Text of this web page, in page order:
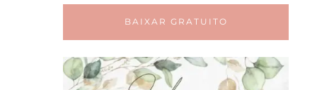
BAIXAR GRATUITO